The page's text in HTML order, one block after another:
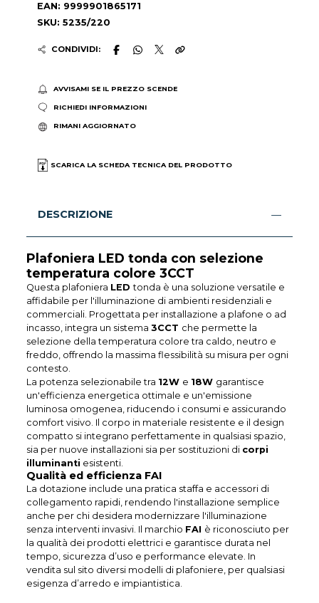
EAN: 9999901865171
SKU: 5235/220
CONDIVIDI:
AVVISAMI SE IL PREZZO SCENDE
RICHIEDI INFORMAZIONI
RIMANI AGGIORNATO
SCARICA LA SCHEDA TECNICA DEL PRODOTTO
DESCRIZIONE
Plafoniera LED tonda con selezione
temperatura colore 3CCT
Questa plafoniera LEDtonda è una soluzione versatile e
affidabile per l'illuminazione di ambienti residenziali e
commerciali. Progettata per installazione a plafone o ad
incasso, integra un sistema3CCT che permette la
selezione della temperatura colore tra caldo, neutro e
freddo, offrendo la massima flessibilità su misura per ogni
contesto.
La potenza selezionabile tra 12W e 18W garantisce
un'efficienza energetica ottimale e un'emissione
luminosa omogenea, riducendo i consumi e assicurando
comfort visivo. Il corpo in materiale resistente e il design
compatto si integrano perfettamente in qualsiasi spazio,
sia per nuove installazioni sia per sostituzioni di corpi
illuminanti esistenti.
Qualità ed efficienza FAI
La dotazione include una pratica staffa e accessori di
collegamento rapidi, rendendo l'installazione semplice
anche per chi desidera modernizzare l'illuminazione
senza interventi invasivi. Il marchio FAI è riconosciuto per
la qualità dei prodotti elettrici e garantisce durata nel
tempo, sicurezza d’uso e performance elevate. In
vendita sul sito diversi modelli di plafoniere, per qualsiasi
esigenza d’arredo e impiantistica.